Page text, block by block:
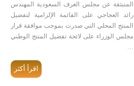
المنبثقة عن مجلس الغرف السعودية المهندس
رائد العجاجي على القائمة الإلزامية لتفضيل
المنتج المحلي التي صدرت بموجب موافقة قرار
مجلس الوزراء على لائحة تفضيل المنتج الوطني
…
اقرأ أكثر